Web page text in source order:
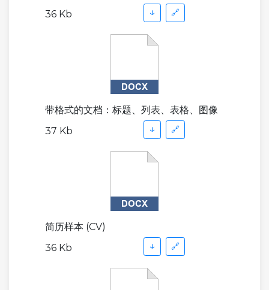
36 Kb
↓ 🔗
带格式的文档：标题、列表、表格、图像
37 Kb
↓ 🔗
简历样本 (CV)
36 Kb
↓ 🔗